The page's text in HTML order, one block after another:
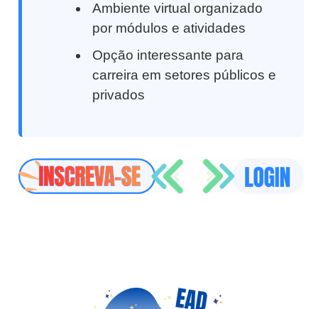
Ambiente virtual organizado
por módulos e atividades
Opção interessante para
carreira em setores públicos e
privados